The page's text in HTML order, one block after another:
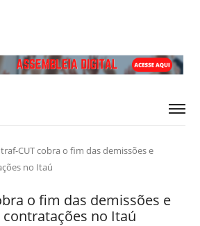
CUT cobra o fim das demissões e
no Itaú
o fim das demissões e
no Itaú